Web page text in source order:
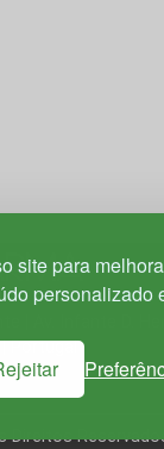
site para
personalizado
| Portugal
Direitos